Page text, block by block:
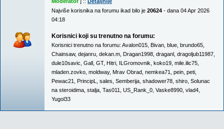
Najviše korisnika na forumu ikad bilo je 20624 - dana 04 Apr 2026
04:18
Korisnici koji su trenutno na forumu:
Korisnici trenutno na forumu: Avalon015 Bivan blue brundo65
Chainsaw, dejanru dekan.m Dragan1998 draganl dragoljub11987
dule10savic Gall GT, Hitri ILGromovnik koko19 mile.ilic75
mladen.zovko moldway, Mrav Obrad nemkea71 pein peti
Pewac21
PrincipL sales Semberija shadower78 shiro Solunac
na steroidima stalja Tas011 US_Rank_0 Vaske8990 vlad4
Yugol33